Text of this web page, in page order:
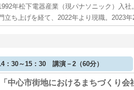
年松下電器産業（現パナソニック）入
立ち上げを経て、2022年より現職。2023
：30～15：30 講演－2（60分）
「中心市街地におけるまちづくり会